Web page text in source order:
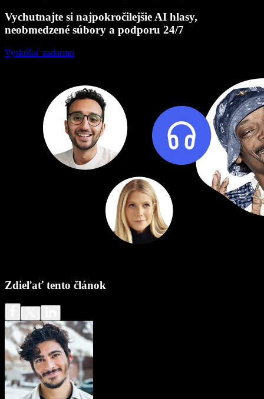
Vychutnajte si najpokročilejšie AI hlasy,
neobmedzené súbory a podporu 24/7
Vyskúšať zadarmo
Zdieľať tento článok